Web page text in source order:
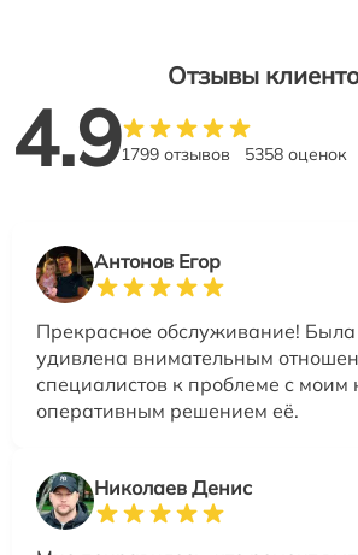
Отзывы
4.91799 отзывов 5358 оценок
Антонов Егор
Прекрасное обслуживание!
удивлена внимательным
специалистов к проблеме с моим
оперативным решением её.
Николаев Денис